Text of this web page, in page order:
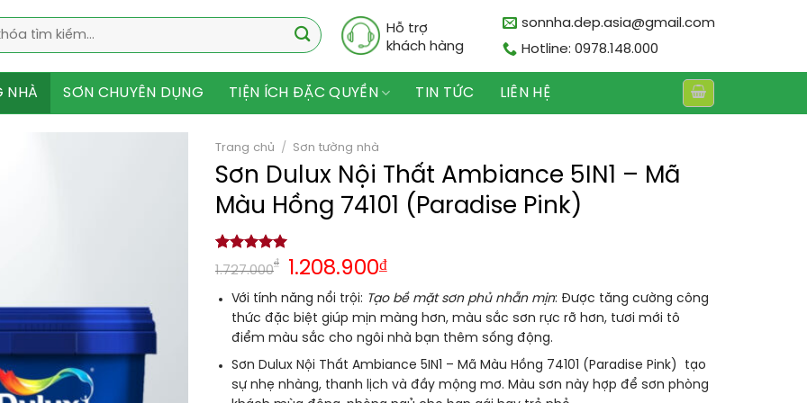
Hỗ trợ
khách hàng
sonnha.dep.asia@gmail.com
Hotline: 0978.148.000
NHÀ SƠN CHUYÊN DỤNG TIỆN ÍCH ĐẶC QUYỀN TIN TỨC LIÊN HỆ
Trang chủ / Sơn tường nhà
Sơn Dulux Nội Thất Ambiance 5IN1 – Mã
Màu Hồng 74101 (Paradise Pink)
5.00trên 5
dựa trên
1
đánh giá
1.727.000
₫ 1.208.900₫
Với tính năng nổi trội: Tạo bề mặt sơn phủ nhẵn mịn: Được tăng cường công
thức đặc biệt giúp mịn màng hơn, màu sắc sơn rực rỡ hơn, tươi mới tô
điểm màu sắc cho ngôi nhà bạn thêm sống động.
Sơn Dulux Nội Thất Ambiance 5IN1 – Mã Màu Hồng 74101 (Paradise Pink) tạo
sự nhẹ nhàng, thanh lịch và đầy mộng mơ. Màu sơn này hợp để sơn phòng